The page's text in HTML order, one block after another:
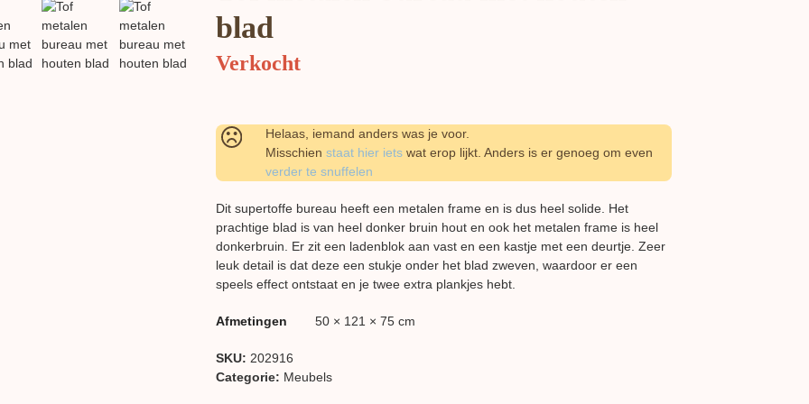
blad
Verkocht
Helaas, iemand anders was je voor.
Misschien staat hier iets wat erop lijkt. Anders is er genoeg om even
verder te snuffelen
Dit supertoffe bureau heeft een metalen frame en is dus heel solide. Het
prachtige blad is van heel donker bruin hout en ook het metalen frame is heel
donkerbruin. Er zit een ladenblok aan vast en een kastje met een deurtje. Zeer
leuk detail is dat deze een stukje onder het blad zweven, waardoor er een
speels effect ontstaat en je twee extra plankjes hebt.
Afmetingen 50 × 121 × 75 cm
SKU: 202916
Categorie: Meubels